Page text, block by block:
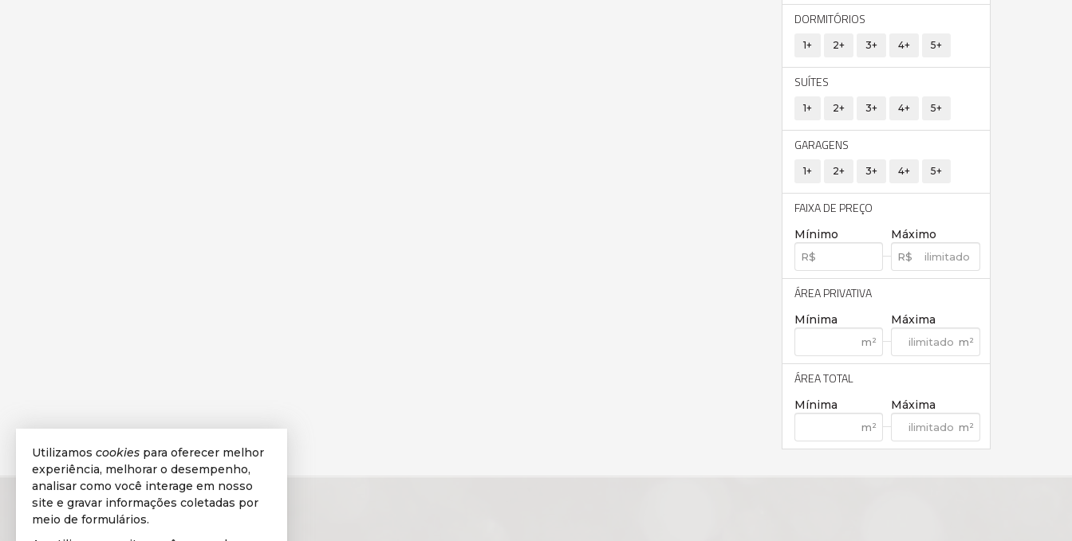
DORMITÓRIOS
1+ 2+ 3+ 4+ 5+
SUÍTES
1+ 2+ 3+ 4+ 5+
GARAGENS
1+ 2+ 3+ 4+ 5+
FAIXA DE PREÇO
Mínimo Máximo
ÁREA PRIVATIVA
Mínima Máxima
ÁREA TOTAL
Mínima Máxima
Utilizamos cookies para oferecer melhor
experiência, melhorar o desempenho,
analisar como você interage em nosso
site e gravar informações coletadas por
meio de formulários.